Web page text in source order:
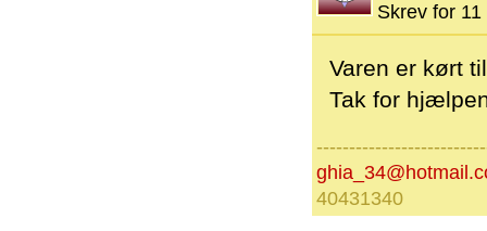
Skrev for
Varen er kørt
Tak for
40431340